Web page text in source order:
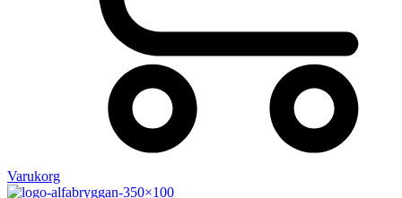
Varukorg